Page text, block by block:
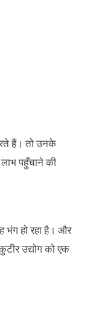
हैं। तो उनके
पहुँचाने की
भंग हो रहा है। और
उद्योग को एक